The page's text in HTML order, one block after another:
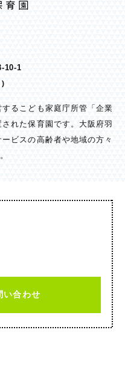
10-1
)
るこども家庭庁所管「企業
れた保育園です。大阪府羽
ビスの高齢者や地域の方々
い合わせ